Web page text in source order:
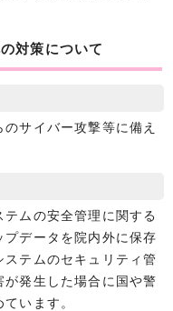
対策について
サイバー攻撃等に備え
ムの安全管理に関する
データを院内外に保存
テムのセキュリティ管
発生した場合に国や警
います。